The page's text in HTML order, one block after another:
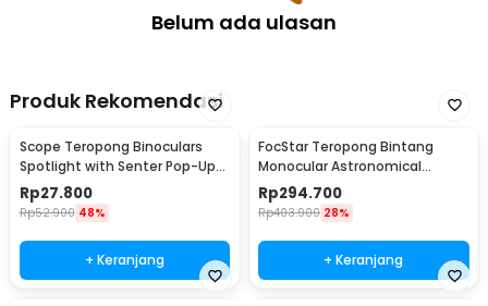
Belum ada ulasan
Produk Rekomendasi
Scope Teropong Binoculars
Spotlight with Senter Pop-Up
Light 4x30mm - JYW-1226
Rp27.800
Rp52.900 48%
+ Keranjang
FocStar Teropong Bintang
Monocular Astronomical
Telescope 300/70mm -
F30070M
Rp294.700
Rp403.900 28%
+ Keranjang